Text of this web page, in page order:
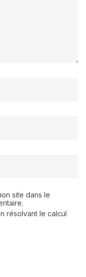
site dans le
résolvant le calcul